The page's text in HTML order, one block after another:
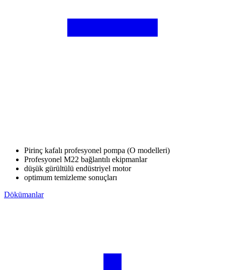
Pirinç kafalı profesyonel pompa (O modelleri)
Profesyonel M22 bağlantılı ekipmanlar
düşük gürültülü endüstriyel motor
optimum temizleme sonuçları
Dökümanlar